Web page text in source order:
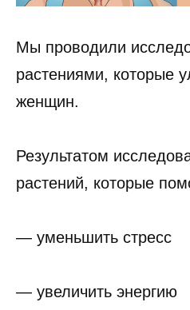
Мы проводили
растениями, которые
женщин.
Результатом
растений, которые
— уменьшить стресс
— увеличить энергию